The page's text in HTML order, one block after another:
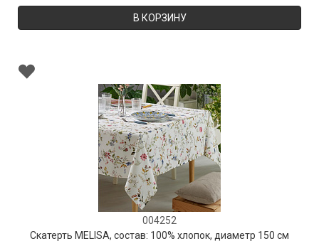
В КОРЗИНУ
004252
Скатерть MELISA, состав: 100% хлопок, диаметр 150 см